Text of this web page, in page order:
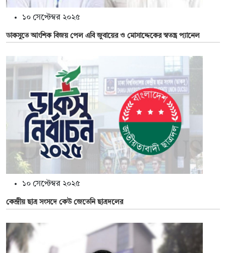
১০ সেপ্টেম্বর ২০২৫
ডাকসুতে আংশিক বিজয় পেল এবি জুবায়ের ও মোসাদ্দেকের স্বতন্ত্র প্যানেল
১০ সেপ্টেম্বর ২০২৫
কেন্দ্রীয় ছাত্র সংসদে কেউ জেতেনি ছাত্রদলের